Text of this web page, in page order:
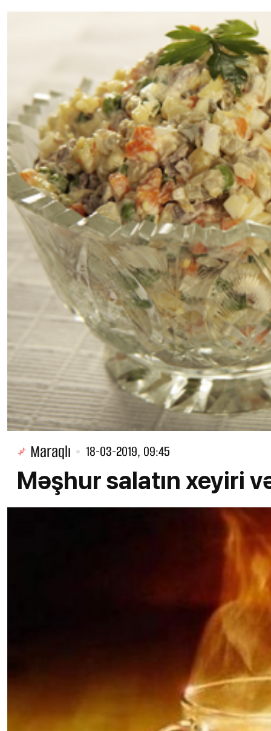
Maraqlı 18-03-2019, 09:45
Məşhur salatın xeyiri